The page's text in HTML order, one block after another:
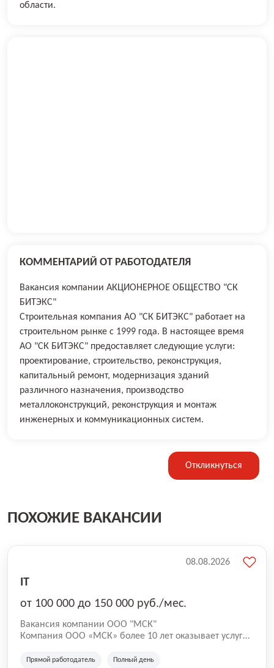
области.
КОММЕНТАРИЙ ОТ РАБОТОДАТЕЛЯ
Вакансия компании АКЦИОНЕРНОЕ ОБЩЕСТВО "СК
БИТЭКС"
Строительная компания АО "СК БИТЭКС" работает на
строительном рынке с 1999 года. В настоящее время
АО "СК БИТЭКС" предоставляет следующие услуги:
проектирование, строительство, реконструкция,
капитальный ремонт, модернизация зданий
различного назначения, производство
металлоконструкций, реконструкция и монтаж
инженерных и коммуникационных систем.
Откликнуться
ПОХОЖИЕ ВАКАНСИИ
IT
от 100 000 до 150 000 руб./мес.
Вакансия компании ООО "МСК"
Компания ООО «МСК» более 10 лет оказывает услуги
вывозу любых типов отходов: - ТКО (твердые
Прямой работодатель Полный день
08.08.2026